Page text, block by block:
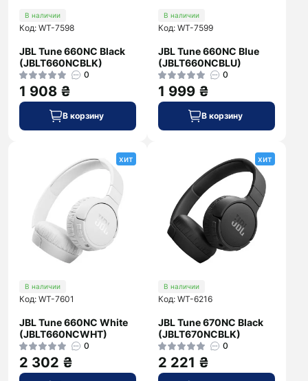
В наличии
Код: WT-7598
JBL Tune 660NC Black
(JBLT660NCBLK)
0
1 908 ₴
В корзину
В наличии
Код: WT-7599
JBL Tune 660NC Blue
(JBLT660NCBLU)
0
1 999 ₴
В корзину
хит
В наличии
Код: WT-7601
JBL Tune 660NC White
(JBLT660NCWHT)
0
2 302 ₴
хит
В наличии
Код: WT-6216
JBL Tune 670NC Black
(JBLT670NCBLK)
0
2 221 ₴